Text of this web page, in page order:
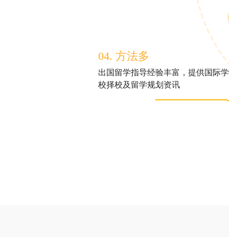
04. 方法多
出国留学指导经验丰富，提供国际学
校择校及留学规划资讯